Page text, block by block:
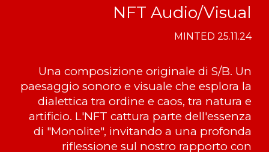
NFT Audio/Visual
MINTED 25.11.24
Una composizione originale di S/B. Un
paesaggio sonoro e visuale che esplora la
dialettica tra ordine e caos, tra natura e
artificio. L'NFT cattura parte dell'essenza
di "Monolite", invitando a una profonda
riflessione sul nostro rapporto con